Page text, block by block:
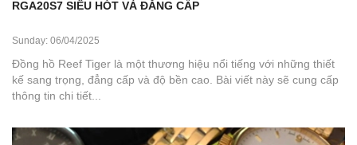
RGA20S7 SIÊU HÓT VÀ ĐẲNG CẤP
Sunday: 06/04/2025
Đồng hồ Reef Tiger là một thương hiệu nổi tiếng với những thiết
kế sang trọng, đẳng cấp và độ bền cao. Bài viết này sẽ cung cấp
thông tin chi tiết...